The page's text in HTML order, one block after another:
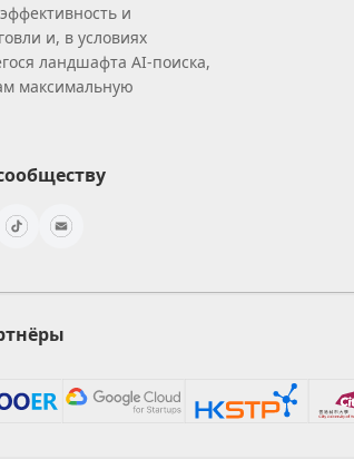
и
и, в условиях
ландшафта AI‑поиска,
максимальную